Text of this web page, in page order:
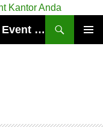
Pusat Sewa Meja & Sewa Kursi Event Kantor Anda